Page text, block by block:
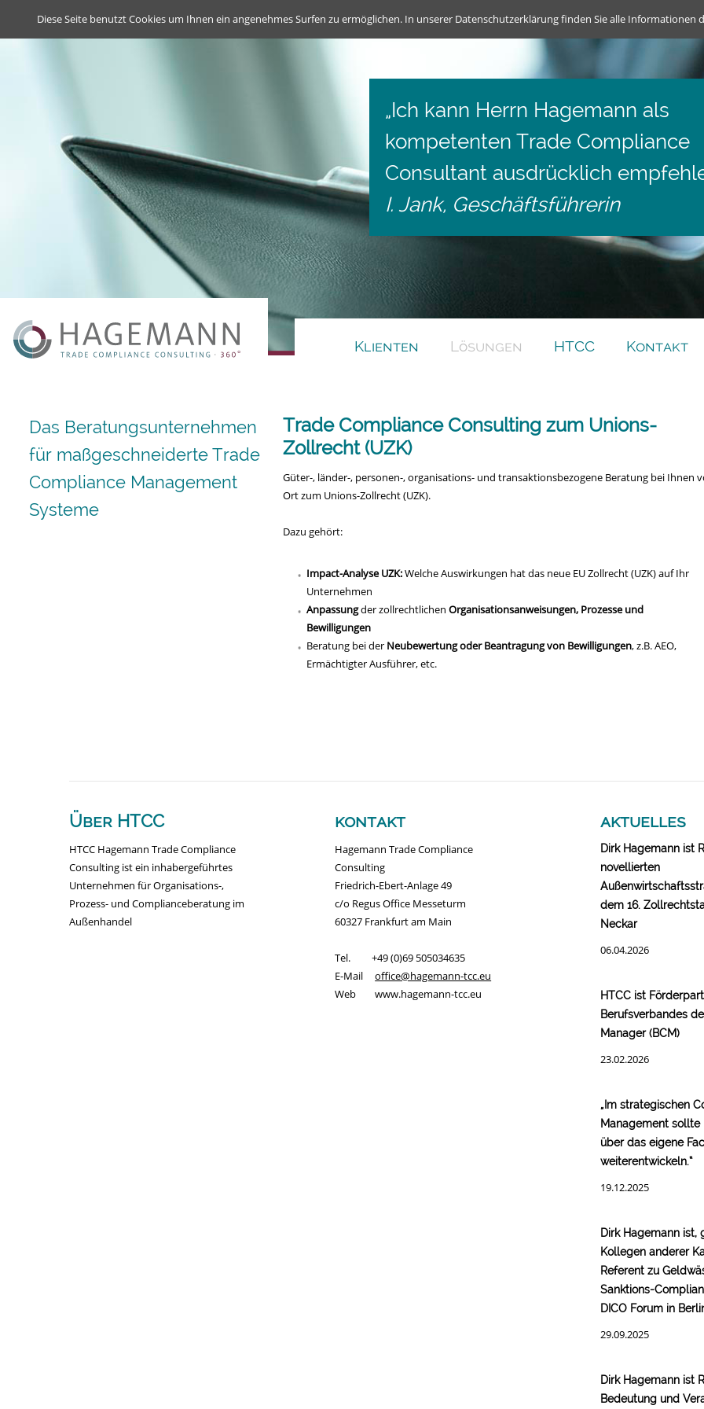
„Ich kann Herrn Hagemann als
kompetenten Trade Compliance
Consultant ausdrücklich
I. Jank, Geschäftsführerin
Deutsch English
Klienten Lösungen HTCC Kontakt
Trade Compliance Consulting zum Unions-
Zollrecht (UZK)
Güter-, länder-, personen-, organisations- und transaktionsbezogene Beratung bei Ihnen
Ort zum Unions-Zollrecht (UZK).
Dazu gehört:
Impact-Analyse UZK:Welche Auswirkungen hat das neue EU Zollrecht (UZK) auf Ihr
Unternehmen
Anpassungder zollrechtlichen Organisationsanweisungen, Prozesse und
Bewilligungen
Beratung bei der Neubewertung oder Beantragung von Bewilligungen, z.B. AEO,
Ermächtigter Ausführer, etc.
Das Beratungsunternehmen
für maßgeschneiderte Trade
Compliance Management
Systeme
Über HTCC
HTCC Hagemann Trade Compliance
Consulting ist ein inhabergeführtes
Unternehmen für Organisations-,
Prozess- und Complianceberatung im
Außenhandel
kontakt
Hagemann Trade Compliance
Consulting
Friedrich-Ebert-Anlage 49
c/o Regus Office Messeturm
60327 Frankfurt am Main
Tel. +49 (0)69 505034635
E-Mailoffice@hagemann-tcc.eu
Web www.hagemann-tcc.eu
aktuelles
Dirk Hagemann ist
novellierten
dem 16.
Neckar
06.04.2026
HTCC ist
Berufsverbandes
Manager (BCM)
23.02.2026
„Im strategischen
Management
über das eigene
weiterentwickeln.“
19.12.2025
Dirk Hagemann ist,
Kollegen anderer
Referent zu
Sanktions-
DICO Forum in
29.09.2025
Dirk Hagemann ist
Bedeutung und
Diese Seite benutzt Cookies um Ihnen ein angenehmes Surfen zu ermöglichen. In unserer Datenschutzerklärung finden Sie alle Informationen